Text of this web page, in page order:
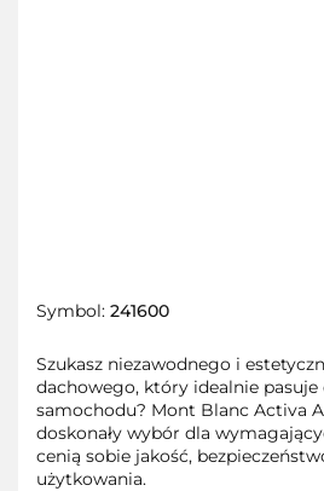
Symbol: 241600
Szukasz niezawodnego i
dachowego, który idealnie pasuje
samochodu? Mont Blanc Activa
doskonały wybór dla
cenią sobie jakość,
użytkowania.